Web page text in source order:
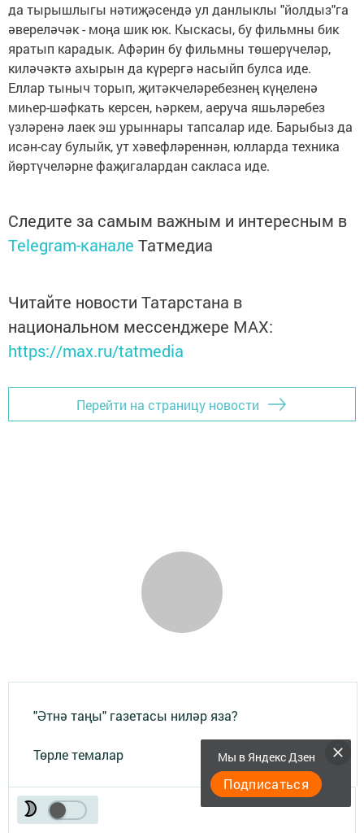
да тырышлыгы нәтиҗәсендә ул данлыклы "йолдыз"га
әвереләчәк - моңа шик юк. Кыс­касы, бу фильмны бик
яратып карадык. Афәрин бу фильмны төшерүчеләр,
киләчәктә ахырын да күрергә насыйп булса иде.
Еллар тыныч торып, җитәкчеләребезнең күңеленә
миһер-шәфкать керсен, һәркем, аеруча яшьләребез
үзләренә лаек эш урыннары тапсалар иде. Барыбыз да
исән-сау булыйк, ут хәвефләреннән, юлларда техника
йөртүчеләрне фаҗигалардан сакласа иде.
Следите за самым важным и интересным в
Telegram-канале Татмедиа
Читайте новости Татарстана в
национальном мессенджере MАХ:
https://max.ru/tatmedia
Перейти на страницу новости
"Әтнә таңы" газетасы ниләр яза?
Төрле темалар Мы в Яндекс Дзен
Подписаться